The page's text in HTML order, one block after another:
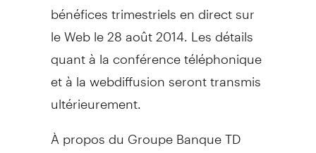
bénéfices trimestriels en direct sur
le Web le 28 août 2014. Les détails
quant à la conférence téléphonique
et à la webdiffusion seront transmis
ultérieurement.
À propos du Groupe Banque TD